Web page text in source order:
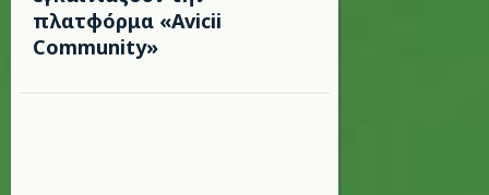
πλατφόρμα «Avicii
Community»